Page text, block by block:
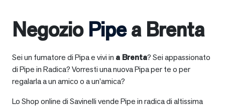
Negozio Pipea Brenta
Sei un fumatore di Pipa e vivi in a Brenta? Sei appassionato
di Pipe in Radica? Vorresti una nuova Pipa per te o per
regalarla a un amico o a un’amica?
Lo Shop online di Savinelli vende Pipe in radica di altissima